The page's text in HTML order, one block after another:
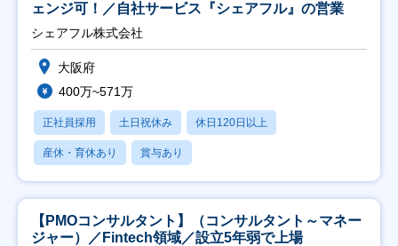
ェンジ可！／自社サービス『シェアフル』の営業
シェアフル株式会社
大阪府
400万~571万
正社員採用 土日祝休み 休日120日以上
産休・育休あり 賞与あり
【PMOコンサルタント】（コンサルタント～マネー
ジャー）／Fintech領域／設立5年弱で上場